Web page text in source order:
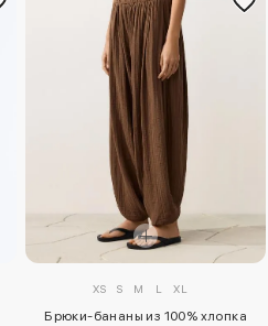
XS S M L XL
Брюки-бананы из 100% хлопка